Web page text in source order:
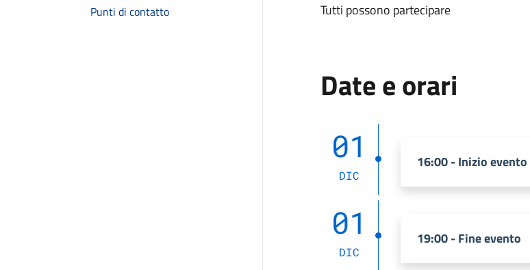
Punti di contatto
Tutti possono partecipare
Date e orari
01
DIC
16:00 - Inizio evento
01
DIC
19:00 - Fine evento